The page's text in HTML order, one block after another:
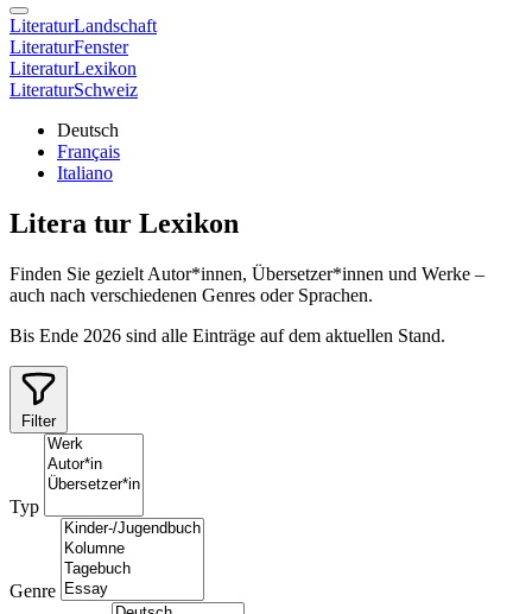
LiteraturLandschaft
LiteraturFenster
LiteraturLexikon
LiteraturSchweiz
Deutsch
Français
Italiano
Litera tur Lexikon
Finden Sie gezielt Autor*innen, Übersetzer*innen und Werke –
auch nach verschiedenen Genres oder Sprachen.
Bis Ende 2026 sind alle Einträge auf dem aktuellen Stand.
Filter
Typ
Genre